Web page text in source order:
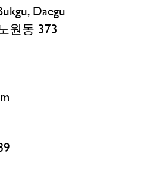
Daegu
원동 373